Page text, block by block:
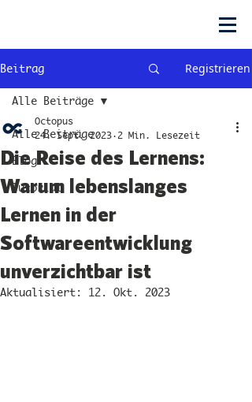
Beitrag Registrieren
Alle Beiträge
Blog
Tutorial
Alle Beiträge
Die Reise des Lernens:
Warum lebenslanges
Lernen in der
Softwareentwicklung
unverzichtbar ist
Octopus
24. Sept. 2023 2 Min. Lesezeit
Aktualisiert: 12. Okt. 2023